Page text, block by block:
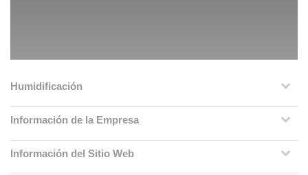
Humidificación
Información de la Empresa
Información del Sitio Web